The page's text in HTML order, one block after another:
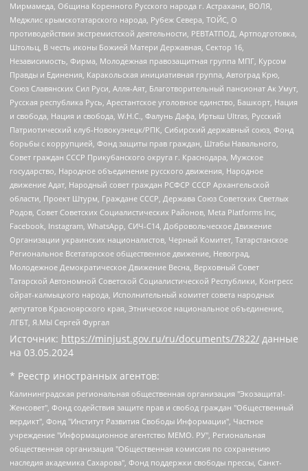
Мирмамеда, Община Коренного Русского народа г. Астрахани, ВОЛЯ,
Меджлис крымскотатарского народа, Рубеж Севера, ТОЙС, О
противодействии экстремистской деятельности, РЕВТАТПОД, Артподготовка,
Штольц, В честь иконы Божией Матери Державная, Сектор 16,
Независимость, Фирма, Молодежная правозащитная группа МПГ, Курсом
Правды и Единения, Каракольская инициативная группа, Автоград Крю,
Союз Славянских Сил Руси, Алля-Аят, Благотворительный пансионат Ак Умут,
Русская республика Русь, Арестантское уголовное единство, Башкорт, Нация
и свобода, Нация и свобода, W.H.С., Фалунь Дафа, Иртыш Ultras, Русский
Патриотический клуб-Новокузнецк/РПК, Сибирский державный союз, Фонд
борьбы с коррупцией, Фонд защиты прав граждан, Штабы Навального,
Совет граждан СССР Прикубанского округа г. Краснодара, Мужское
государство, Народное объединение русского движения, Народное
движение Адат, Народный совет граждан РСФСР СССР Архангельской
области, Проект Штурм, Граждане СССР, Держава Союз Советских Светлых
Родов, Совет Советских Социалистических Районов, Meta Platforms Inc,
Facebook, Instagram, WhatsApp, СИЧ-С14, Добровольческое Движение
Организации украинских националистов, Черный Комитет, Татарстанское
Региональное Всетатарское общественное движение, Невоград,
Молодежное Демократическое Движение Весна, Верховный Совет
Татарской Автономной Советской Социалистической Республики, Конгресс
ойрат-калмыцкого народа, Исполнительный комитет совета народных
депутатов Красноярского края, Этническое национальное объединение,
ЛГБТ, Я.МЫ Сергей Фургал
Источник: https://minjust.gov.ru/ru/documents/7822/ данные
на 03.05.2024
* Реестр иностранных агентов:
Калининградская региональная общественная организация "Экозащита!-Женсовет", Фонд содействия защите прав и свобод граждан "Общественный вердикт", Фонд "Институт Развития Свободы Информации", Частное учреждение "Информационное агентство МЕМО. РУ", Региональная общественная организация "Общественная комиссия по сохранению наследия академика Сахарова", Фонд поддержки свободы прессы, Санкт-Петербургская общественная правозащитная организация "Гражданский контроль", Межрегиональная общественная организация "Информационно-просветительский центр "Мемориал", Региональный Фонд "Центр Защиты Прав Средств Массовой Информации", с 05.12.2023 Фонд "Центр Защиты Прав Средств массовой информации", Региональная общественная благотворительная организация помощи беженцам и мигрантам "Гражданское содействие", Негосударственное образовательное учреждение дополнительного профессионального образования (повышение квалификации) специалистов "АКАДЕМИЯ ПО ПРАВАМ ЧЕЛОВЕКА", Свердловская региональная общественная организация "Сутяжник", Автономная некоммерческая организация "Центр независимых социологических исследований", Союз общественных объединений "Российский исследовательский центр по правам человека", Региональное общественное учреждение научно-информационный центр "МЕМОРИАЛ", Некоммерческая организация "Фонд защиты гласности", Автономная некоммерческая организация "Институт прав человека", Городская общественная организация "Екатеринбургское общество "МЕМОРИАЛ", Городская общественная организация "Рязанское историко-просветительское и правозащитное общество "Мемориал" (Рязанский Мемориал), Челябинский региональный орган общественной самодеятельности – женское общественное объединение "Женщины Евразии", Челябинский региональный орган общественной самодеятельности "Уральская правозащитная группа", Фонд содействия защите здоровья и социальной справедливости имени Андрея Рылькова, Автономная Некоммерческая Организация "Аналитический Центр Юрия Левады", Автономная некоммерческая организация социальной поддержки населения "Проект Апрель", Региональная общественная организация помощи женщинам и детям, находящимся в кризисной ситуации "Информационно-методический центр "Анна", Фонд содействия развитию массовых коммуникаций и правовому просвещению "Так-так-Так", Фонд содействия устойчивому развитию "Серебряная тайга", Свердловский региональный общественный фонд социальных проектов "Новое время", "Idel.Реалии", Кавказ.Реалии, Крым.Реалии, Телеканал Настоящее Время, Татаро-башкирская служба Радио Свобода (Azatliq Radiosi), Радио Свободная Европа/Радио Свобода (PCE/PC), "Сибирь.Реалии", "Фактограф", Благотворительный фонд помощи осужденным и их семьям, Автономная некоммерческая организация "Институт глобализации и социальных движений", Фонд "В защиту прав заключенных", Частное учреждение "Центр поддержки и содействия развитию средств массовой информации", Пензенский региональный общественный благотворительный фонд "Гражданский союз", "Север.Реалии", Некоммерческая организация Фонд "Правовая инициатива", Общество с ограниченной ответственностью "Радио Свободная Европа/Радио Свобода", Чешское информационное агентство "MEDIUM-ORIENT", Красноярская региональная общественная организация "Мы против СПИДа", Камалягин Денис Николаевич, Маркелов Сергей Евгеньевич, Пономарев Лев Александрович, Савицкая Людмила Алексеевна, Автономная некоммерческая организация "Центр по работе с проблемой насилия "НАСИЛИЮ.НЕТ", Межрегиональный профессиональный союз работников здравоохранения "Альянс врачей", Юридическое лицо, зарегистрированное в Латвийской Республике, SIA "Medusa Project" (регистрационный номер 40103797863, дата регистрации 10.06.2014), Некоммерческая организация "Фонд по борьбе с коррупцией", Автономная некоммерческая организация "Институт права и публичной политики", Баданин Роман Сергеевич, Гликин Максим Александрович, Железнова Мария Михайловна, Лукьянова Юлия Сергеевна, Маетная Елизавета Витальевна, Маняхин Петр Борисович, Чуракова Ольга Владимировна, Ярош Юлия Петровна, Юридическое лицо "The Insider SIA", зарегистрированное в Риге, Латвийская Республика (дата регистрации 26.06.2015), являющееся администратором доменного имени интернет-издания "The Insider SIA", https://theins.ru, Постернак Алексей Евгеньевич, Рубин Михаил Аркадьевич, Анин Роман Александрович, Юридическое лицо Istories fonds, зарегистрированное в Латвийской Республике (регистрационный номер 50008295751, дата регистрации 24.02.2020), Великовский Дмитрий Александрович, Долинина Ирина Николаевна, Мароховская Алеся Алексеевна, Шлейнов Роман Юрьевич, Шмагун Олеся Валентиновна, Общество с ограниченной ответственностью "Альтаир 2021", Общество с ограниченной ответственностью "Вега 2021", Общество с ограниченной ответственностью "Главный редактор 2021", Общество с ограниченной ответственностью "Ромашки монолит", Важенков Артем Валерьевич, Ивановская областная общественная организация "Центр гендерных исследований", Гурман Юрий Альбертович, Медиапроект "ОВД-Инфо", Егоров Владимир Владимирович, Жилинский Владимир Александрович, Общество с ограниченной ответственностью "ЗП", Иванова София Юрьевна, Карезина Инна Павловна, Кильтау Екатерина Викторовна, Петров Алексей Викторович, Пискунов Сергей Евгеньевич, Смирнов Сергей Сергеевич, Тихонов Михаил Сергеевич, Общество с ограниченной ответственностью "ЖУРНАЛИСТ-ИНОСТРАННЫЙ АГЕНТ", Арапова Галина Юрьевна, Вольтская Татьяна Анатольевна, Американская компания "Mason G.E.S. Anonymous Foundation" (США), являющаяся владельцем интернет-издания https://mnews.world/, Компания "Stichting Bellingcat", зарегистрированная в Нидерландах (дата регистрации 11.07.2018), Захаров Андрей Вячеславович, Клепиковская Екатерина Дмитриевна, Общество с ограниченной ответственностью "МЕМО", Перл Роман Александрович, Симонов Евгений Алексеевич, Соловьева Елена Анатольевна, Сотников Даниил Владимирович, Сурначева Елизавета Дмитриевна, Автономная некоммерческая организация по защите прав человека и информированию населения "Якутия – Наше Мнение", Общество с ограниченной ответственностью "Москоу диджитал медиа", с 26.01.2023 Общество с ограниченной ответственностью "Чайка Белые сады", Ветошкина Валерия Валерьевна, Заговора Максим Александрович, Межрегиональное общественное движение "Российская ЛГБТ - сеть", Оленичев Максим Владимирович, Павлов Иван Юрьевич, Скворцова Елена Сергеевна, Общество с ограниченной ответственностью "Как бы инагент", Кочетков Игорь Викторович, Общество с ограниченной ответственностью "Честные выборы", Еланчик Олег Александрович, Общество с ограниченной ответственностью "Нобелевский призыв", Гималова Регина Эмилевна, Григорьев Андрей Валерьевич, Григорьева Алина Александровна, Ассоциация по содействию защите прав призывников, альтернативнослужащих и военнослужащих "Правозащитная группа "Гражданин.Армия.Право", Хисамова Регина Фаритовна, Автономная некоммерческая организация по реализации социально-правовых программ "Лилит", Дальневосточное общественное движение "Маяк", Санкт-Петербургская ЛГБТ-инициативная группа "Выход", Инициативная группа ЛГБТ+ "Реверс", Алексеев Андрей Викторович, Бекбулатова Таисия Львовна, Беляев Иван Михайлович, Владыкина Елена Сергеевна, Гельман Марат Александрович, Никульшина Вероника Юрьевна, Толоконникова Надежда Андреевна, Шендерович Виктор Анатольевич, Общество с ограниченной ответственностью "Данное сообщение", Общество с ограниченной ответственностью Издательский дом "Новая глава", Айнбиндер Александра Александровна, Московский комьюнити-центр для ЛГБТ+инициатив, Благотворительный фонд развития филантропии, Deutsche Welle (Германия, Kurt-Schumacher-Strasse 3, 53113 Bonn), Борзунова Мария Михайловна, Воробьев Виктор Викторович, Голубева Анна Львовна, Константинова Алла Михайловна, Малкова Ирина Владимировна, Мурадов Мурад Абдулгалимович, Осетинская Елизавета Николаевна, Понасенков Евгений Николаевич, Ганапольский Матвей Юрьевич, Киселев Евгений Алексеевич, Борухович Ирина Григорьевна, Дремин Иван Тимофеевич, Дубровский Дмитрий Викторович, Красноярская региональная общественная организация поддержки и развития альтернативных образовательных технологий и межкультурных коммуникаций "ИНТЕРРА", Маяковская Екатерина Алексеевна, Фейгин Марк Захарович, Филимонов Андрей Викторович, Дзугкоева Регина Николаевна, Доброхотов Роман Александрович, Дудь Юрий Александрович, Елкин Сергей Владимирович, Кругликов Кирилл Игоревич, Сабунаева Мария Леонидовна, Семенов Алексей Владимирович, Шаинян Карен Багратович, Шульман Екатерина Михайловна, Асафьев Артур Валерьевич, Вахштайн Виктор Семенович, Венедиктов Алексей Алексеевич, Лушникова Екатерина Евгеньевна, Волков Леонид Михайлович, Невзоров Александр Глебович, Пархоменко Сергей Борисович, Сироткин Ярослав Николаевич, Кара-Мурза Владимир Владимирович, Баранова Наталья Владимировна, Гозман Леонид Яковлевич, Кагарлицкий Борис Юльевич, Климарев Михаил Валерьевич, Милов Владимир Станиславович, Автономная некоммерческая организация Краснодарский центр современного искусства "Типография", Моргенштерн Алишер Тагирович, Соболь Любовь Эдуардовна, Общество с ограниченной ответственностью "ЛИЗА НОРМ", Каспаров Гарри Кимович, Ходорковский Михаил Борисович, Общество с ограниченной ответственностью "Апрельские тезисы", Данилович Ирина Брониславовна, Кашин Олег Владимирович, Петров Николай Владимирович, Пивоваров Алексей Владимирович, Соколов Михаил Владимирович, Цветкова Юлия Владимировна, Чичваркин Евгений Александрович, Комитет против пыток/Команда против пыток, Общество с ограниченной ответственностью "Первый научный", Общество с ограниченной ответственностью "Вертолет и ко", Белоцерковская Вероника Борисовна, Кац Максим Евгеньевич, Лазарева Татьяна Юрьевна, Шаведдинов Руслан Табризович, Яшин Илья Валерьевич, Общество с ограниченной ответственностью "Иноагент ААВ", Алешковский Дмитрий Петрович, Альбац Евгения Марковна, Быков Дмитрий Львович, Галямина Юлия Евгеньевна, Лойко Сергей Леонидович, Мартынов Кирилл Константинович, Медведев Сергей Александрович, Крашенинников Федор Геннадиевич, Гордеева Катерина Вл